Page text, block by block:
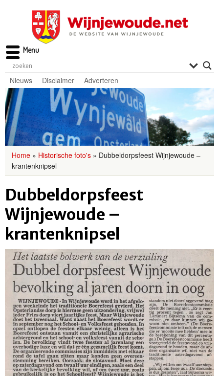
Nieuws Disclaimer Adverteren
Home » Historische foto's » Dubbeldorpsfeest Wijnjewoude –
krantenknipsel
Dubbeldorpsfeest
Wijnjewoude –
krantenknipsel
Menu